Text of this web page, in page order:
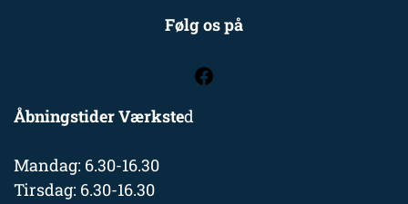
Følg os på
Åbningstider Værksted
Mandag: 6.30-16.30
Tirsdag: 6.30-16.30